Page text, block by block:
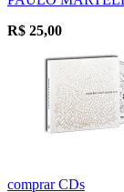
R$ 25,00
comprarCDs